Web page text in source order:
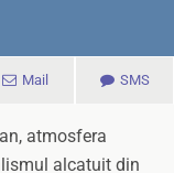
Mail SMS
atmosfera
alcatuit din